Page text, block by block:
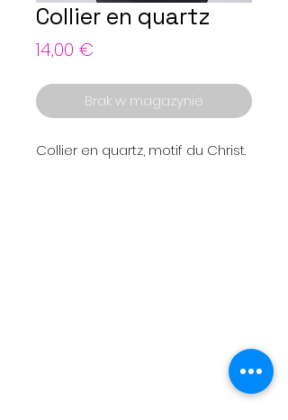
Collier en quartz
14,00 €
Brak w magazynie
Collier en quartz, motif du Christ.